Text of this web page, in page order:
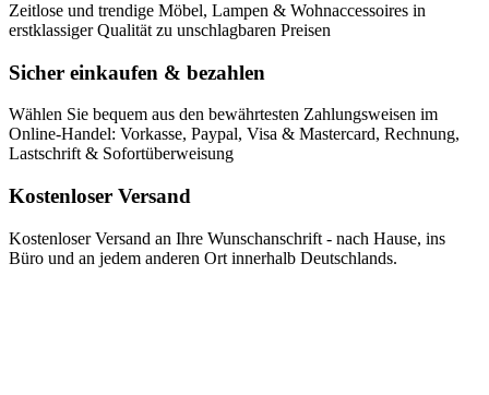
Zeitlose und trendige Möbel, Lampen & Wohnaccessoires in
erstklassiger Qualität zu unschlagbaren Preisen
Sicher einkaufen & bezahlen
Wählen Sie bequem aus den bewährtesten Zahlungsweisen im
Online-Handel: Vorkasse, Paypal, Visa & Mastercard, Rechnung,
Lastschrift & Sofortüberweisung
Kostenloser Versand
Kostenloser Versand an Ihre Wunschanschrift - nach Hause, ins
Büro und an jedem anderen Ort innerhalb Deutschlands.